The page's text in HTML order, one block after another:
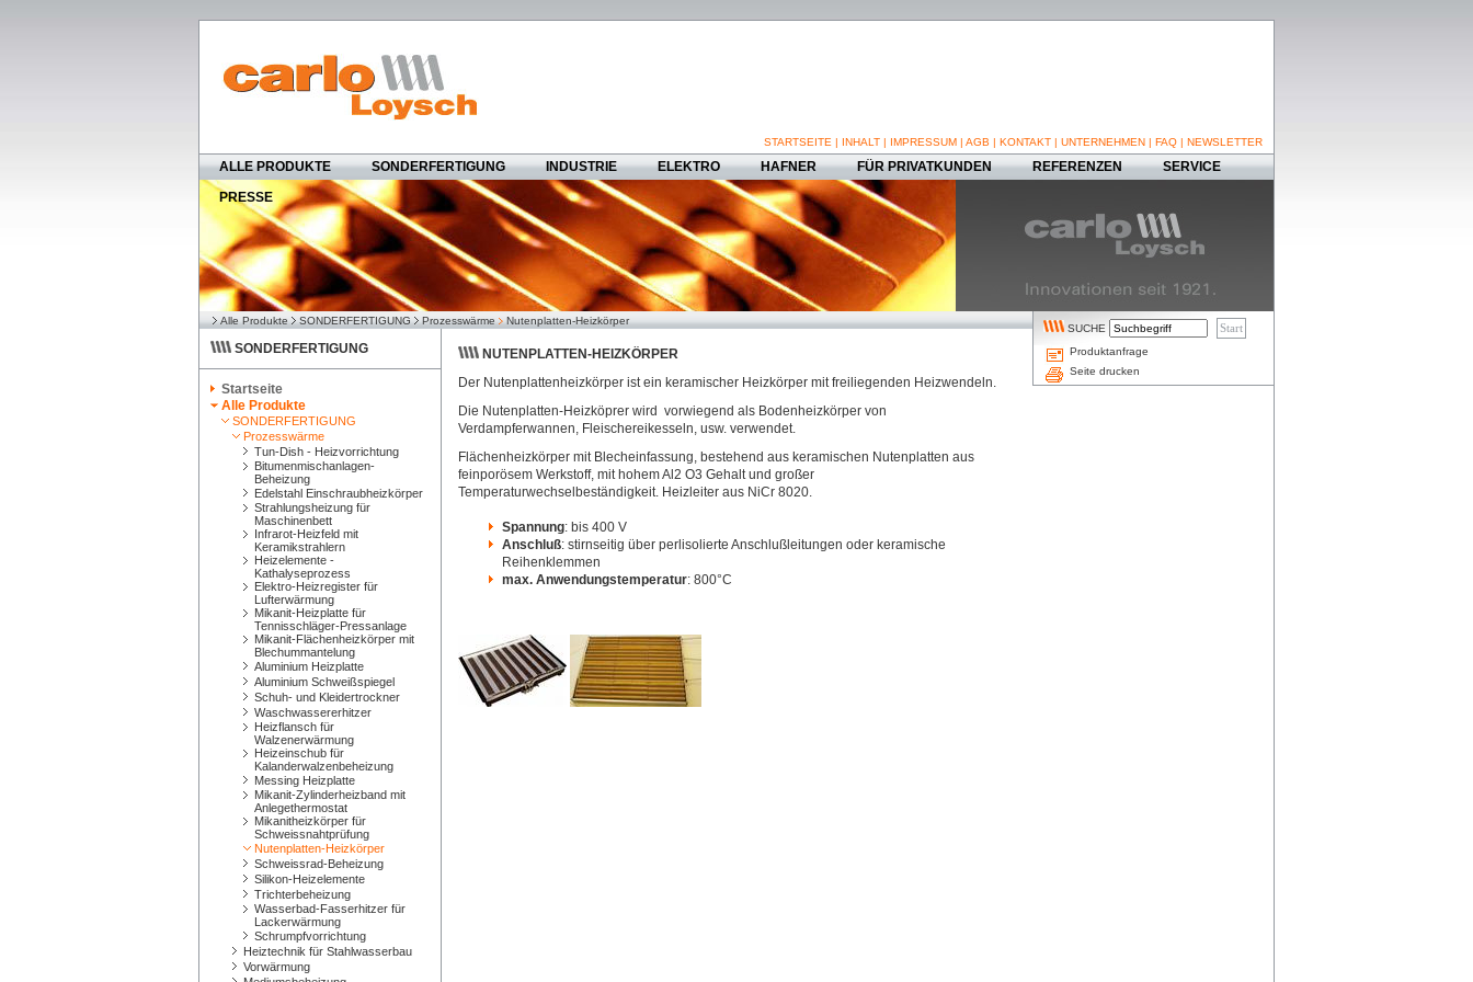
STARTSEITE | INHALT | IMPRESSUM | AGB | KONTAKT | UNTERNEHMEN | FAQ | NEWSLETTER
ALLE PRODUKTE SONDERFERTIGUNG INDUSTRIE ELEKTRO HAFNER FÜR PRIVATKUNDEN REFERENZEN
SERVICE
PRESSE
Alle Produkte SONDERFERTIGUNG Prozesswärme Nutenplatten-Heizkörper
SONDERFERTIGUNG
Startseite
Alle Produkte
SONDERFERTIGUNG
Prozesswärme
Tun-Dish - Heizvorrichtung
Bitumenmischanlagen-
Beheizung
Edelstahl Einschraubheizkörper
Strahlungsheizung für
Maschinenbett
Infrarot-Heizfeld mit
Keramikstrahlern
Heizelemente -
Kathalyseprozess
Elektro-Heizregister für
Lufterwärmung
Mikanit-Heizplatte für
Tennisschläger-Pressanlage
Mikanit-Flächenheizkörper mit
Blechummantelung
Aluminium Heizplatte
Aluminium Schweißspiegel
Schuh- und Kleidertrockner
Waschwassererhitzer
Heizflansch für
Walzenerwärmung
Heizeinschub für
Kalanderwalzenbeheizung
Messing Heizplatte
Mikanit-Zylinderheizband mit
Anlegethermostat
Mikanitheizkörper für
Schweissnahtprüfung
Nutenplatten-Heizkörper
Schweissrad-Beheizung
Silikon-Heizelemente
Trichterbeheizung
Wasserbad-Fasserhitzer für
Lackerwärmung
Schrumpfvorrichtung
Heiztechnik für Stahlwasserbau
Vorwärmung
NUTENPLATTEN-HEIZKÖRPER
Der Nutenplattenheizkörper ist ein keramischer Heizkörper mit freiliegenden Heizwendeln.
Die Nutenplatten-Heizköprer wird vorwiegend als Bodenheizkörper von
Verdampferwannen, Fleischereikesseln, usw. verwendet.
Flächenheizkörper mit Blecheinfassung, bestehend aus keramischen Nutenplatten aus
feinporösem Werkstoff, mit hohem Al2 O3 Gehalt und großer
Temperaturwechselbeständigkeit. Heizleiter aus NiCr 8020.
Spannung: bis 400 V
Anschluß: stirnseitig über perlisolierte Anschlußleitungen oder keramische
Reihenklemmen
max. Anwendungstemperatur: 800°C
SUCHE
Produktanfrage
Seite drucken